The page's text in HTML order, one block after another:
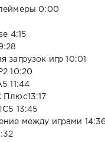
0:00
4:15
загрузок игр 10:01
10:20
11:44
Плюс13:17
13:45
между играми 14:36